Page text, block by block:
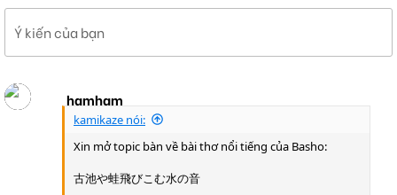
Ý kiến của bạn
hamham
kamikaze nói:
Xin mở topic bàn về bài thơ nổi tiếng của Basho:
古池や蛙飛びこむ水の音